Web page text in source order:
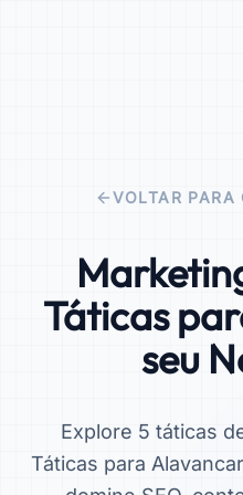
VOLTAR PARA
Táticas
seu
Explore 5 táticas
Táticas para